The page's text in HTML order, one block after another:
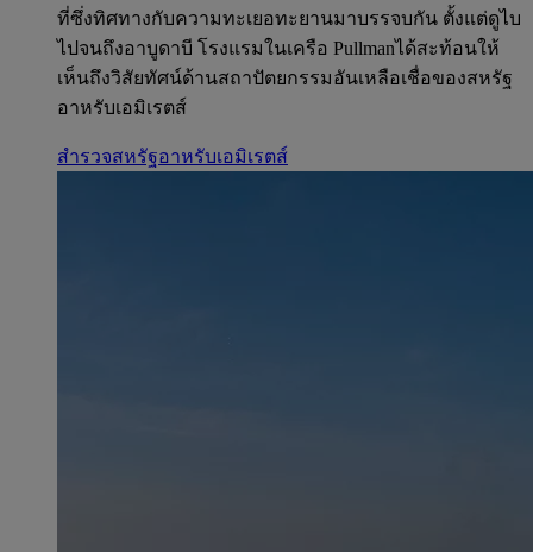
ที่ซึ่งทิศทางกับความทะเยอทะยานมาบรรจบกัน ตั้งแต่ดูไบ
ไปจนถึงอาบูดาบี โรงแรมในเครือ Pullmanได้สะท้อนให้
เห็นถึงวิสัยทัศน์ด้านสถาปัตยกรรมอันเหลือเชื่อของสหรัฐ
อาหรับเอมิเรตส์
สำรวจสหรัฐอาหรับเอมิเรตส์